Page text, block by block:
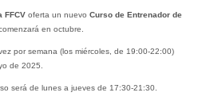
FFCV oferta un nuevo Curso de Entrenador de
en octubre.
por semana (los miércoles, de 19:00-22:00)
de 2025.
será de lunes a jueves de 17:30-21:30.